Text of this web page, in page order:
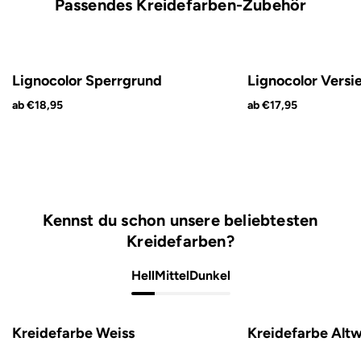
Passendes Kreidefarben-Zubehör
Lignocolor Sperrgrund
ab €18,95
Lignocolor
ab €17,95
Kennst du schon unsere beliebtesten
Kreidefarben?
HellMittelDunkel
Kreidefarbe Weiss Kreidefarbe